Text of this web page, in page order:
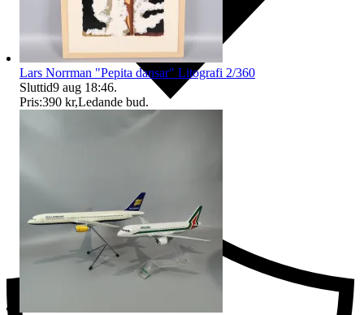
Ersättning om du inte får din vara
Lars Norrman "Pepita dansar" Litografi 2/360
Sluttid9 aug 18:46.
Pris:390 kr,Ledande bud.